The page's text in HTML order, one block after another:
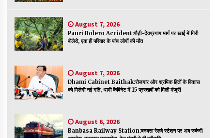
Thought Of The Day 18 May
Thought Of The Day 17 May
Thought Of The Day 16 May
August 7, 2026
Pauri Bolero Accident:पौड़ी-देवप्रयाग मार्ग पर खाई में गिरी
बोलेरो, एक ही परिवार के पांच लोगों की मौत
August 7, 2026
Dhami Cabinet Baithak:रोजगार और श्रमिक हितों के विकास
को मिलेगी नई गति, धामी कैबिनेट में 15 प्रस्तावों को मिली मंजूरी
August 6, 2026
Banbasa Railway Station:बनबसा रेलवे स्टेशन पर अब रुकेगी